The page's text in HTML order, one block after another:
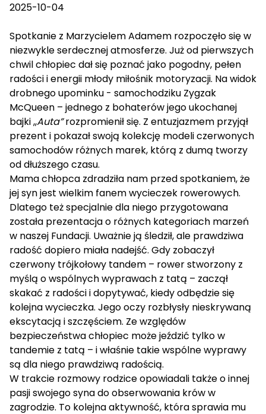
2025-10-04
Spotkanie z Marzycielem Adamem rozpoczęło się w
niezwykle serdecznej atmosferze. Już od pierwszych
chwil chłopiec dał się poznać jako pogodny, pełen
radości i energii młody miłośnik motoryzacji. Na widok
drobnego upominku - samochodziku Zygzak
McQueen – jednego z bohaterów jego ukochanej
bajki ,,Auta”rozpromienił się. Z entuzjazmem przyjął
prezent i pokazał swoją kolekcję modeli czerwonych
samochodów różnych marek, którą z dumą tworzy
od dłuższego czasu.
Mama chłopca zdradziła nam przed spotkaniem, że
jej syn jest wielkim fanem wycieczek rowerowych.
Dlatego też specjalnie dla niego przygotowana
została prezentacja o różnych kategoriach marzeń
w naszej Fundacji. Uważnie ją śledził, ale prawdziwa
radość dopiero miała nadejść. Gdy zobaczył
czerwony trójkołowy tandem – rower stworzony z
myślą o wspólnych wyprawach z tatą – zaczął
skakać z radości i dopytywać, kiedy odbędzie się
kolejna wycieczka. Jego oczy rozbłysły nieskrywaną
ekscytacją i szczęściem. Ze względów
bezpieczeństwa chłopiec może jeździć tylko w
tandemie z tatą – i właśnie takie wspólne wyprawy
są dla niego prawdziwą radością.
W trakcie rozmowy rodzice opowiadali także o innej
pasji swojego syna do obserwowania krów w
zagrodzie. To kolejna aktywność, która sprawia mu